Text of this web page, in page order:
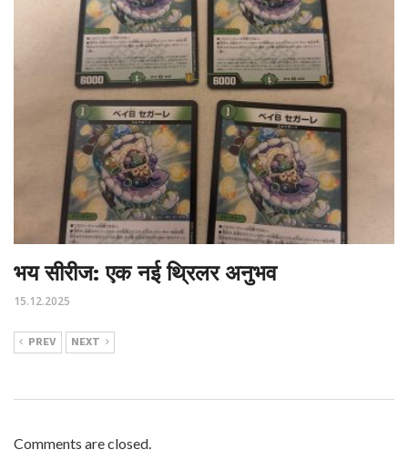
भय सीरीज: एक नई थ्रिलर अनुभव
15.12.2025
PREV NEXT
Comments are closed.